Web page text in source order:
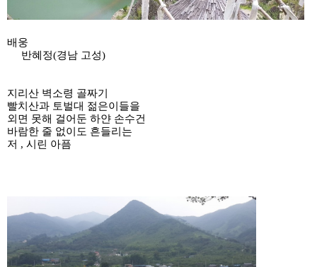
배웅
반혜정(경남 고성)
지리산 벽소령 골짜기
빨치산과 토벌대 젊은이들을
외면 못해 걸어둔 하얀 손수건
바람한 줄 없이도 흔들리는
저 , 시린 아픔